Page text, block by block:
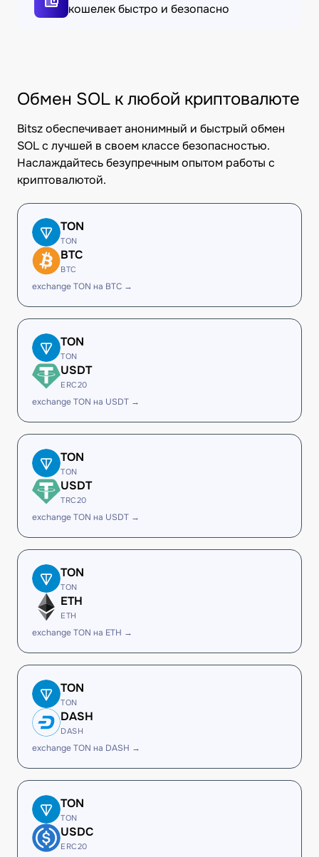
кошелек быстро и безопасно
Обмен SOL к любой криптовалюте
Bitsz обеспечивает анонимный и быстрый обмен
SOL с лучшей в своем классе безопасностью.
Наслаждайтесь безупречным опытом работы с
криптовалютой.
TON
TON
BTC
BTC
exchange TON на BTC →
TON
TON
USDT
ERC20
exchange TON на USDT →
TON
TON
USDT
TRC20
exchange TON на USDT →
TON
TON
ETH
ETH
exchange TON на ETH →
TON
TON
DASH
DASH
exchange TON на DASH →
TON
TON
USDC
ERC20